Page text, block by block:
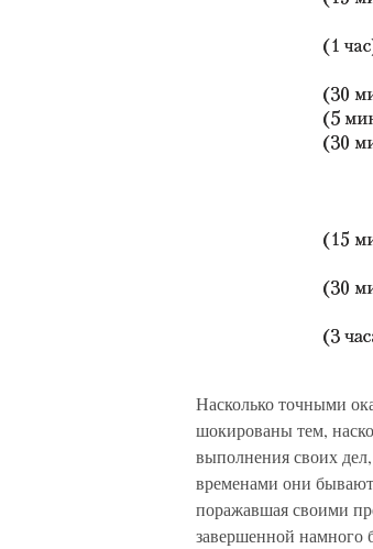
Насколько точными
шокированы тем,
выполнения своих
временами они
поражавшая своими
завершенной намного